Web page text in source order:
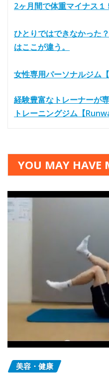
2ヶ月間で体重マイナス
ひとりではできなかった
はここが違う。
女性専用パーソナルジム
経験豊富なトレーナーが
トレーニングジム【
YOU MAY HAVE
美容・健康